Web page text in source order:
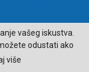
Beograd
vašeg iskustva.
odustati ako
više